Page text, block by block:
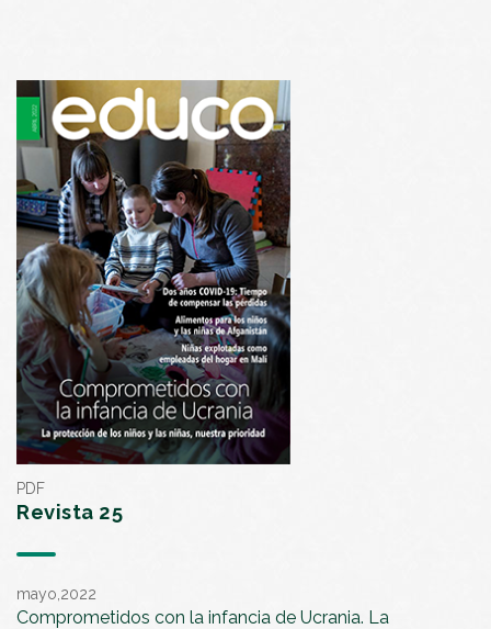
PDF
Revista 25
mayo,2022
Comprometidos con la infancia de Ucrania. La